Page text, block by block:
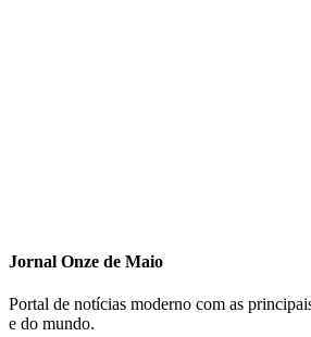
Jornal Onze de Maio
Portal de notícias moderno com as
e do mundo.